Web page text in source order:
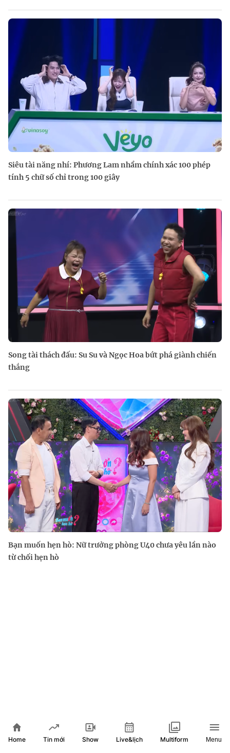
Siêu tài năng nhí: Phương Lam nhẩm chính xác 100 phép
tính 5 chữ số chỉ trong 100 giây
Song tài thách đấu: Su Su và Ngọc Hoa bứt phá giành chiến
thắng
Bạn muốn hẹn hò: Nữ trưởng phòng U40 chưa yêu lần nào
từ chối hẹn hò
Home Tin mới Show Live&lịch Multiform Menu